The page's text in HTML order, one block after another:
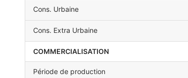
Cons. Urbaine
Cons. Extra Urbaine
COMMERCIALISATION
Période de production